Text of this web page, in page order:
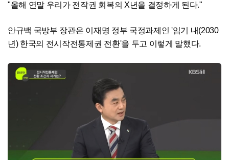
"올해 연말 우리가 전작권 회복의 X년을 결정하게 된다."
안규백 국방부 장관은 이재명 정부 국정과제인 '임기 내(2030
년) 한국의 전시작전통제권 전환'을 두고 이렇게 말했다.